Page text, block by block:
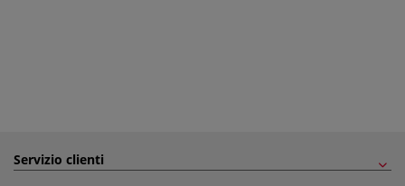
Servizio clienti